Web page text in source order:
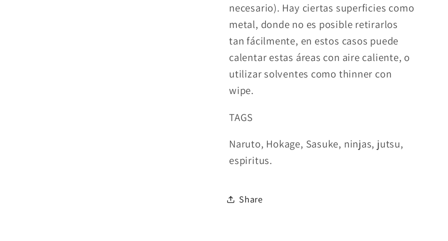
necesario). Hay ciertas superficies como
metal, donde no es posible retirarlos
tan fácilmente, en estos casos puede
calentar estas áreas con aire caliente, o
utilizar solventes como thinner con
wipe.
TAGS
Naruto, Hokage, Sasuke, ninjas, jutsu,
espiritus.
Share